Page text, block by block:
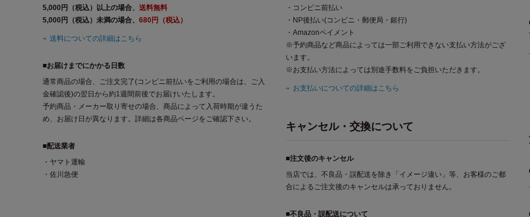
5,000円（税込）以上の場合、 送料無料
5,000円（税込）未満の場合、 680円（税込）
送料についての詳細はこちら
■お届けまでにかかる日数
通常商品の場合、ご注文完了(コンビニ前払いをご利用の場合は、ご入
金確認後)の翌日から約1週間前後でお届けいたします。
予約商品・メーカー取り寄せの場合、商品によって入荷時期が違うた
め、お届け日が異なります。詳細は各商品ページをご確認下さい。
■配送業者
・ヤマト運輸
・佐川急便
・コンビニ前払い
・NP後払い(コンビニ・郵便局・銀行)
・Amazonペイメント
※予約商品など商品によっては一部ご利用できない支払い方法がござ
います。
※お支払い方法によっては別途手数料をご負担いただきます。
お支払いについての詳細はこちら
キャンセル・交換について
■注文後のキャンセル
当店では、不良品・誤配送を除き「イメージ違い」等、お客様のご都
合によるご注文後のキャンセルは承っておりません。
■不良品・誤配送について